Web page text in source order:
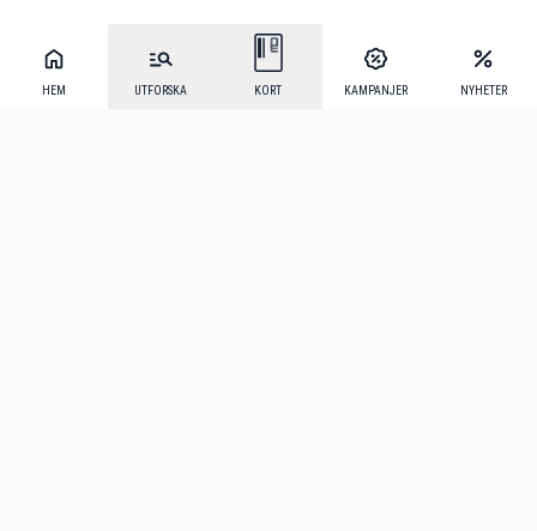
HEM UTFORSKA KORT KAMPANJER NYHETER